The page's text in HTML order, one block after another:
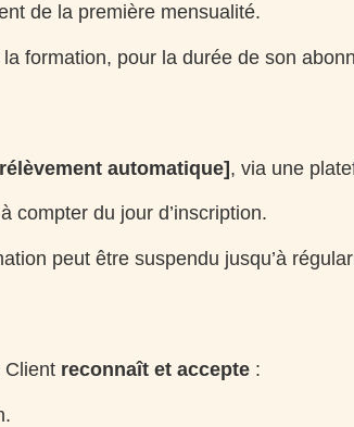
de la première mensualité.
formation, pour la durée de son
automatique], via une
compter du jour d’inscription.
peut être suspendu jusqu’à
Client reconnaît et accepte :